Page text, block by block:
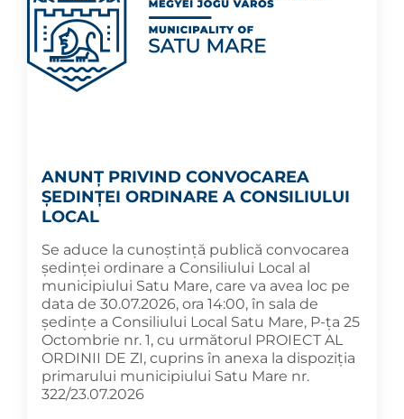
ANUNȚ PRIVIND CONVOCAREA
ȘEDINȚEI ORDINARE A CONSILIULUI
LOCAL
Se aduce la cunoștință publică convocarea
ședinței ordinare a Consiliului Local al
municipiului Satu Mare, care va avea loc pe
data de 30.07.2026, ora 14:00, în sala de
ședințe a Consiliului Local Satu Mare, P-ța 25
Octombrie nr. 1, cu următorul PROIECT AL
ORDINII DE ZI, cuprins în anexa la dispoziția
primarului municipiului Satu Mare nr.
322/23.07.2026